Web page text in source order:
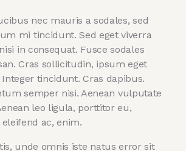
nec mauris a sodales, sed
mi tincidunt. Sed eget viverra
in consequat. Fusce sodales
Cras sollicitudin, ipsum eget
tincidunt. Cras dapibus.
semper nisi. Aenean vulputate
leo ligula, porttitor eu,
ac, enim.
unde omnis iste natus error sit